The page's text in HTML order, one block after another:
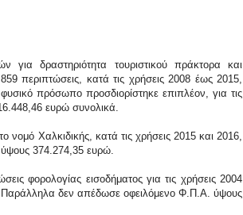
δραστηριότητα τουριστικού πράκτορα και
περιπτώσεις, κατά τις χρήσεις 2008 έως 2015,
πρόσωπο προσδιορίστηκε επιπλέον, για τις
ευρώ συνολικά.
νομό Χαλκιδικής, κατά τις χρήσεις 2015 και 2016,
374.274,35 ευρώ.
φορολογίας εισοδήματος για τις χρήσεις 2004
δεν απέδωσε οφειλόμενο Φ.Π.Α. ύψους